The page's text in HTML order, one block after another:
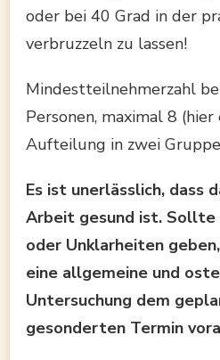
oder bei 40 Grad in der
verbruzzeln zu lassen!
Mindestteilnehmerzahl
Personen, maximal 8
Aufteilung in zwei
Es ist unerlässlich, dass
Arbeit gesund ist. Sollte
oder Unklarheiten
eine allgemeine und
Untersuchung dem
gesonderten Termin